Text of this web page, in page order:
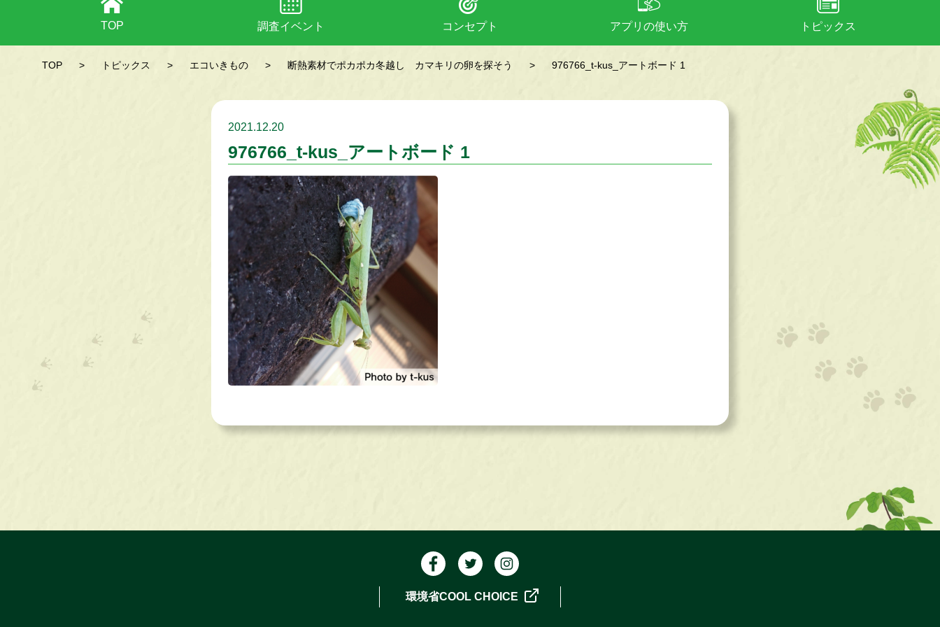
TOP 調査イベント コンセプト アプリの使い方 トピックス
TOP > トピックス > エコいきもの > 断熱素材でポカポカ冬越し カマキリの卵を探そう > 976766_t-kus_アートボード 1
2021.12.20
976766_t-kus_アートボード 1
環境省COOL CHOICE